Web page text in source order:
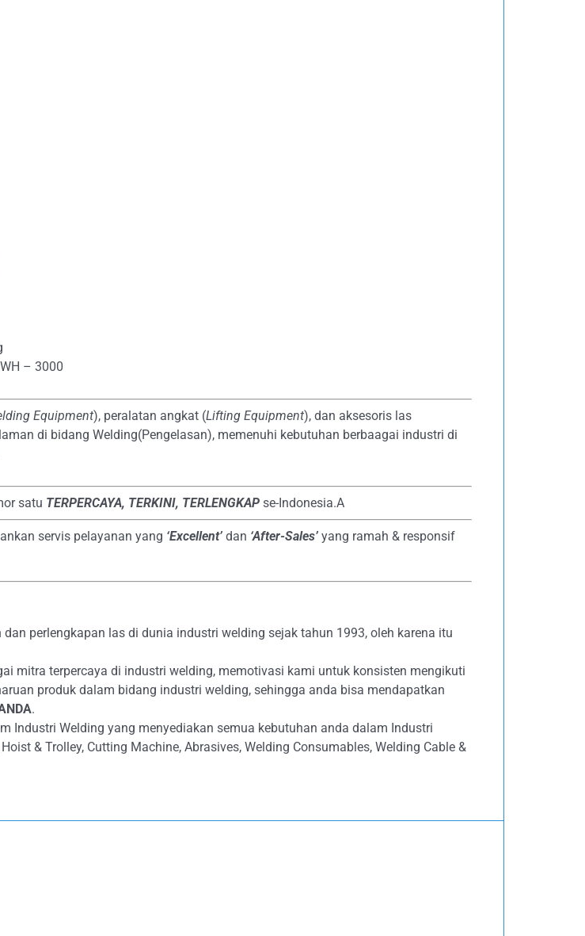
– 3000
Equipment), peralatan angkat (Lifting Equipment), dan aksesoris las
di bidang Welding(Pengelasan), memenuhi kebutuhan berbaagai industri di
satu TERPERCAYA, TERKINI, TERLENGKAP se-Indonesia.A
servis pelayanan yang ‘Excellent’ dan ‘After-Sales’ yang ramah & responsif
perlengkapan las di dunia industri welding sejak tahun 1993, oleh karena itu
mitra terpercaya di industri welding, memotivasi kami untuk konsisten mengikuti
produk dalam bidang industri welding, sehingga anda bisa mendapatkan
.
Industri Welding yang menyediakan semua kebutuhan anda dalam Industri
& Trolley, Cutting Machine, Abrasives, Welding Consumables, Welding Cable &